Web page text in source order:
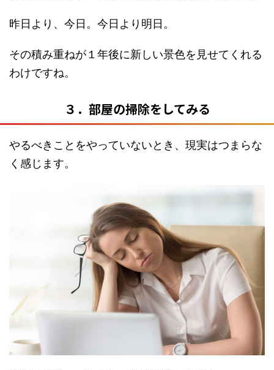
昨日より、今日。今日より明日。
その積み重ねが１年後に新しい景色を見せてくれる
わけですね。
３．部屋の掃除をしてみる
やるべきことをやっていないとき、現実はつまらな
く感じます。